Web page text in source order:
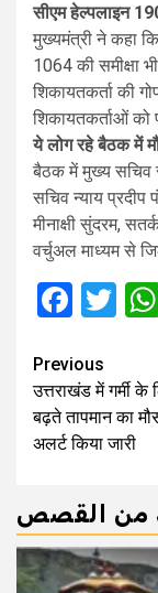
सीएम हेल्पलाइन
मुख्यमंत्री ने कहा
1064 की समीक्षा
शिकायतकर्ता की
शिकायतकर्ताओं को
ये लोग रहे बैठक में
बैठक में मुख्य सचिव
सचिव न्याय
मीनाक्षी सुंदरम,
वर्चुअल माध्यम से
Previous
उत्तराखंड में गर्मी के
बढ़ते तापमान का
अलर्ट किया जारी
من القصص